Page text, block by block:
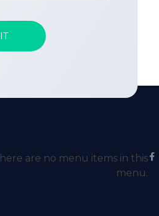
are no menu items in this
menu.